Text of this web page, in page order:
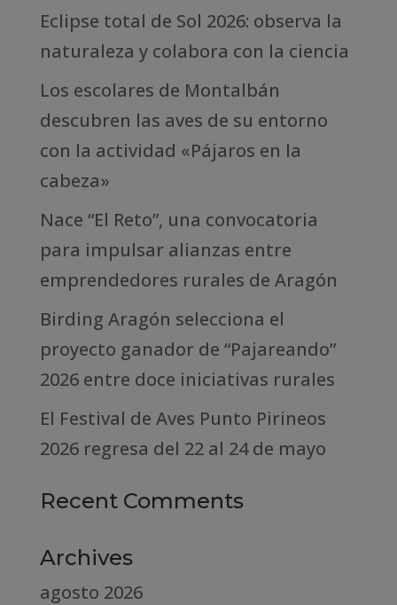
Eclipse total de Sol 2026: observa la
naturaleza y colabora con la ciencia
Los escolares de Montalbán
descubren las aves de su entorno
con la actividad «Pájaros en la
cabeza»
Nace “El Reto”, una convocatoria
para impulsar alianzas entre
emprendedores rurales de Aragón
Birding Aragón selecciona el
proyecto ganador de “Pajareando”
2026 entre doce iniciativas rurales
El Festival de Aves Punto Pirineos
2026 regresa del 22 al 24 de mayo
Recent Comments
Archives
agosto 2026